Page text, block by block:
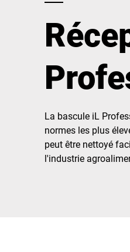
Amérique
Asie
Australie
Afrique
La bascule iL
normes les plus
peut être nettoyé
l'industrie